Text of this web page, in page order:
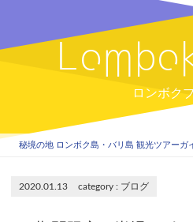
ロンボク
秘境の地 ロンボク島・バリ島 観光ツアーガ
2020.01.13 ブログ